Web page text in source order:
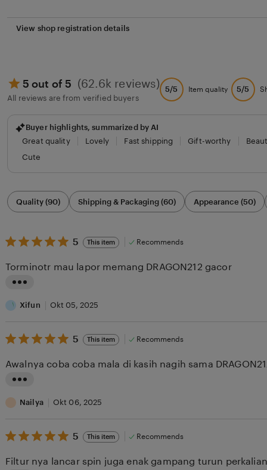
View shop registration details
5 out of 5 (62.6k reviews)
All reviews are from verified buyers
5/5 Item quality 5/5
Buyer highlights, summarized by AI
Great quality
Lovely Fast shipping Gift-worthy
Cute
Filter
by
category
Quality (90) Shipping & Packaging (60) Appearance (50)
5
out
5
stars
5 This item Recommends
i
t
n
r
v
e
Torminotr mau lapor memang DRAGON212 gacor
Xifun Okt 05, 2025
5
out
5
stars
5 This item Recommends
i
t
n
Awalnya coba coba mala di kasih nagih sama
Nailya Okt 06, 2025
5
out
5
5 This item Recommends
Filtur nya lancar spin juga enak gampang turun perkalian